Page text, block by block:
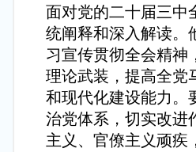
面对党的二十届三中
统阐释和深入解读。
习宣传贯彻全会精神
理论武装，提高全党
和现代化建设能力。
治党体系，切实改进
主义、官僚主义顽疾